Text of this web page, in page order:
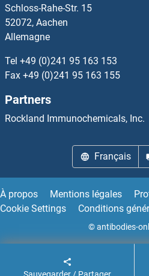
IGLL1 Anticorps
IGLL5 Anticorps
IGSF1 Anticorps
IGSF10 Anticorps
IGSF3 Anticorps
IGSF6 Anticorps
IGSF8 Anticorps
Schloss-Rahe-Str. 15
52072, Aachen
Allemagne
Tel +49 (0)241 95 163 153
Fax +49 (0)241 95 163 155
Partners
Rockland Immunochemicals, Inc.
Français
À propos Mentions légales
Cookie Settings
Conditions
© antibodies-